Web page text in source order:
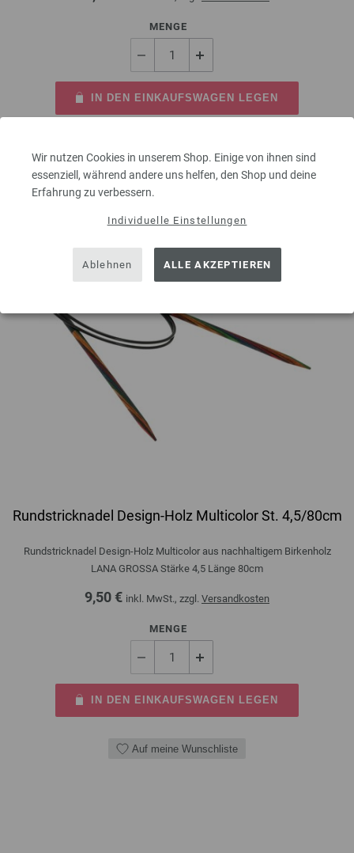
Wir nutzen Cookies in unserem Shop. Einige von ihnen sind
essenziell, während andere uns helfen, den Shop und deine
Erfahrung zu verbessern.
Individuelle Einstellungen
Ablehnen ALLE AKZEPTIEREN
MENGE
IN DEN EINKAUFSWAGEN LEGEN
Rundstricknadel Design-Holz Multicolor St. 4,5/80cm
Rundstricknadel Design-Holz Multicolor aus nachhaltigem Birkenholz
LANA GROSSA Stärke 4,5 Länge 80cm
9,50 € inkl. MwSt., zzgl. Versandkosten
MENGE
IN DEN EINKAUFSWAGEN LEGEN
Auf meine Wunschliste